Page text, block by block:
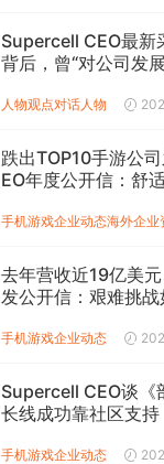
Supercell CEO最新
背后，曾“对公司发
人物观点对话人物
跌出TOP10手游公
EO年度公开信：舒
手机游戏企业动态海外企业
去年营收近19亿美
发公开信：艰难挑战
手机游戏企业动态
Supercell CEO谈《
长线成功靠社区支持
手机游戏企业动态